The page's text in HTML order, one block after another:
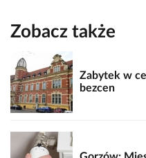
Zobacz także
Zabytek w
bezcen